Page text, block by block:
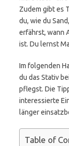
Zudem gibt es
du, wie du
erfährst, wann
ist. Du lernst
Im folgenden
du das Stativ
pflegst. Die
interessierte
länger
Table of